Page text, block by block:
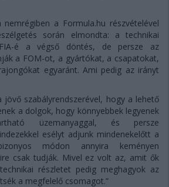
a Formula.hu részvételével
során elmondta: a technikai
é a végső döntés, de persze az
a FOM-ot, a gyártókat, a csapatokat,
egyaránt. Ami pedig az irányt
jövő szabályrendszerével, hogy a lehető
a dolgok, hogy könnyebbek legyenek
üzemanyaggal, és persze
esélyt adjunk mindenekelőtt a
módon annyira keményen
csak tudják. Mivel ez volt az, amit ők
részletet pedig meghagyok az
a megfelelő csomagot.”